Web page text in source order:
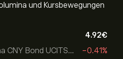
und Kursbewegungen
iShares China CNY Bond UCITS ETF
4.92‎€‎
-0.41%